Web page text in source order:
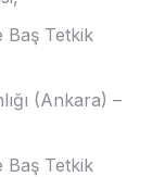
Baş Tetkik
(Ankara) –
Baş Tetkik